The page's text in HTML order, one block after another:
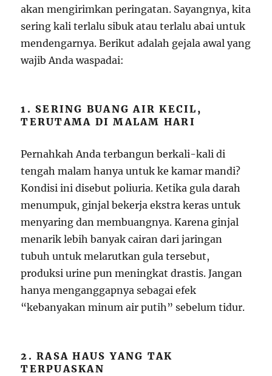
akan mengirimkan peringatan. Sayangnya, kita
sering kali terlalu sibuk atau terlalu abai untuk
mendengarnya. Berikut adalah gejala awal yang
wajib Anda waspadai:
1. SERING BUANG AIR KECIL,
TERUTAMA DI MALAM HARI
Pernahkah Anda terbangun berkali-kali di
tengah malam hanya untuk ke kamar mandi?
Kondisi ini disebut poliuria. Ketika gula darah
menumpuk, ginjal bekerja ekstra keras untuk
menyaring dan membuangnya. Karena ginjal
menarik lebih banyak cairan dari jaringan
tubuh untuk melarutkan gula tersebut,
produksi urine pun meningkat drastis. Jangan
hanya menganggapnya sebagai efek
“kebanyakan minum air putih” sebelum tidur.
2. RASA HAUS YANG TAK
TERPUASKAN